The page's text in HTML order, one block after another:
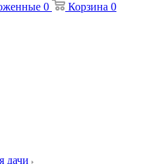
0 Корзина 0
дачи